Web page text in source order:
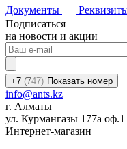
Документы
Подписаться
на новости и акции
+7 (747) Показать номер
info@ants.kz
г. Алматы
ул. Курмангазы 177а оф.1
Интернет-магазин